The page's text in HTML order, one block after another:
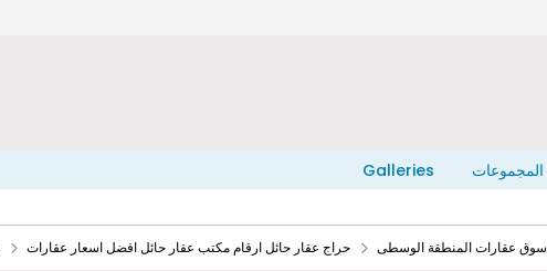
المجموعات Galleries
سوق عقارات المنطقة الوسطى حراج عقار حائل ارقام مكتب عقار حائل افضل اسعار عقارات